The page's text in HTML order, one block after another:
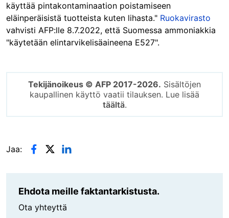
käyttää pintakontaminaation poistamiseen
eläinperäisistä tuotteista kuten lihasta." Ruokavirasto
vahvisti AFP:lle 8.7.2022, että Suomessa ammoniakkia
"käytetään elintarvikelisäaineena E527".
Tekijänoikeus © AFP 2017-2026. Sisältöjen
kaupallinen käyttö vaatii tilauksen. Lue lisää
täältä.
Jaa:
Ehdota meille faktantarkistusta.
Ota yhteyttä